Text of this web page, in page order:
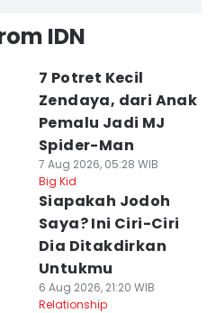
IDN
7 Potret Kecil
Zendaya, dari Anak
Pemalu Jadi MJ
Spider-Man
7 Aug 2026, 05:28 WIB
Big Kid
Siapakah Jodoh
Saya? Ini Ciri-Ciri
Dia Ditakdirkan
Untukmu
6 Aug 2026, 21:20 WIB
Relationship